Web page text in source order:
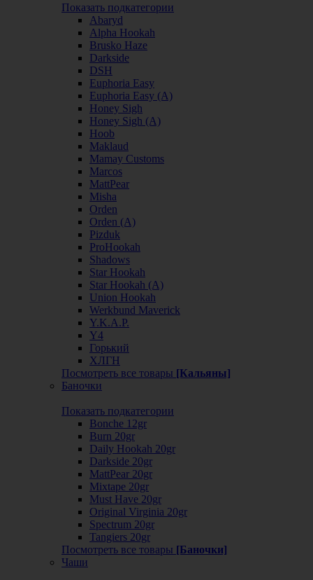
Показать подкатегории
Abaryd
Alpha Hookah
Brusko Haze
Darkside
DSH
Euphoria Easy
Euphoria Easy (А)
Honey Sigh
Honey Sigh (А)
Hoob
Maklaud
Mamay Customs
Marcos
MattPear
Misha
Orden
Orden (А)
Pizduk
ProHookah
Shadows
Star Hookah
Star Hookah (А)
Union Hookah
Werkbund Maverick
Y.K.A.P.
Y4
Горький
ХЛГН
Посмотреть все товары [Кальяны]
Баночки
Показать подкатегории
Bonche 12gr
Burn 20gr
Daily Hookah 20gr
Darkside 20gr
MattPear 20gr
Mixtape 20gr
Must Have 20gr
Original Virginia 20gr
Spectrum 20gr
Tangiers 20gr
Посмотреть все товары [Баночки]
Чаши